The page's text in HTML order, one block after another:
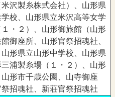
沢製糸株式会社）、山形県
校、山形県立米沢高等女学
・２）、山形御旅館（山形
御座所、山形官祭招魂社、
形県立山形中学校、山形県
浦製糸場（１・２）、山形
形市千歳公園、山寺御座
招魂社、新荘官祭招魂社